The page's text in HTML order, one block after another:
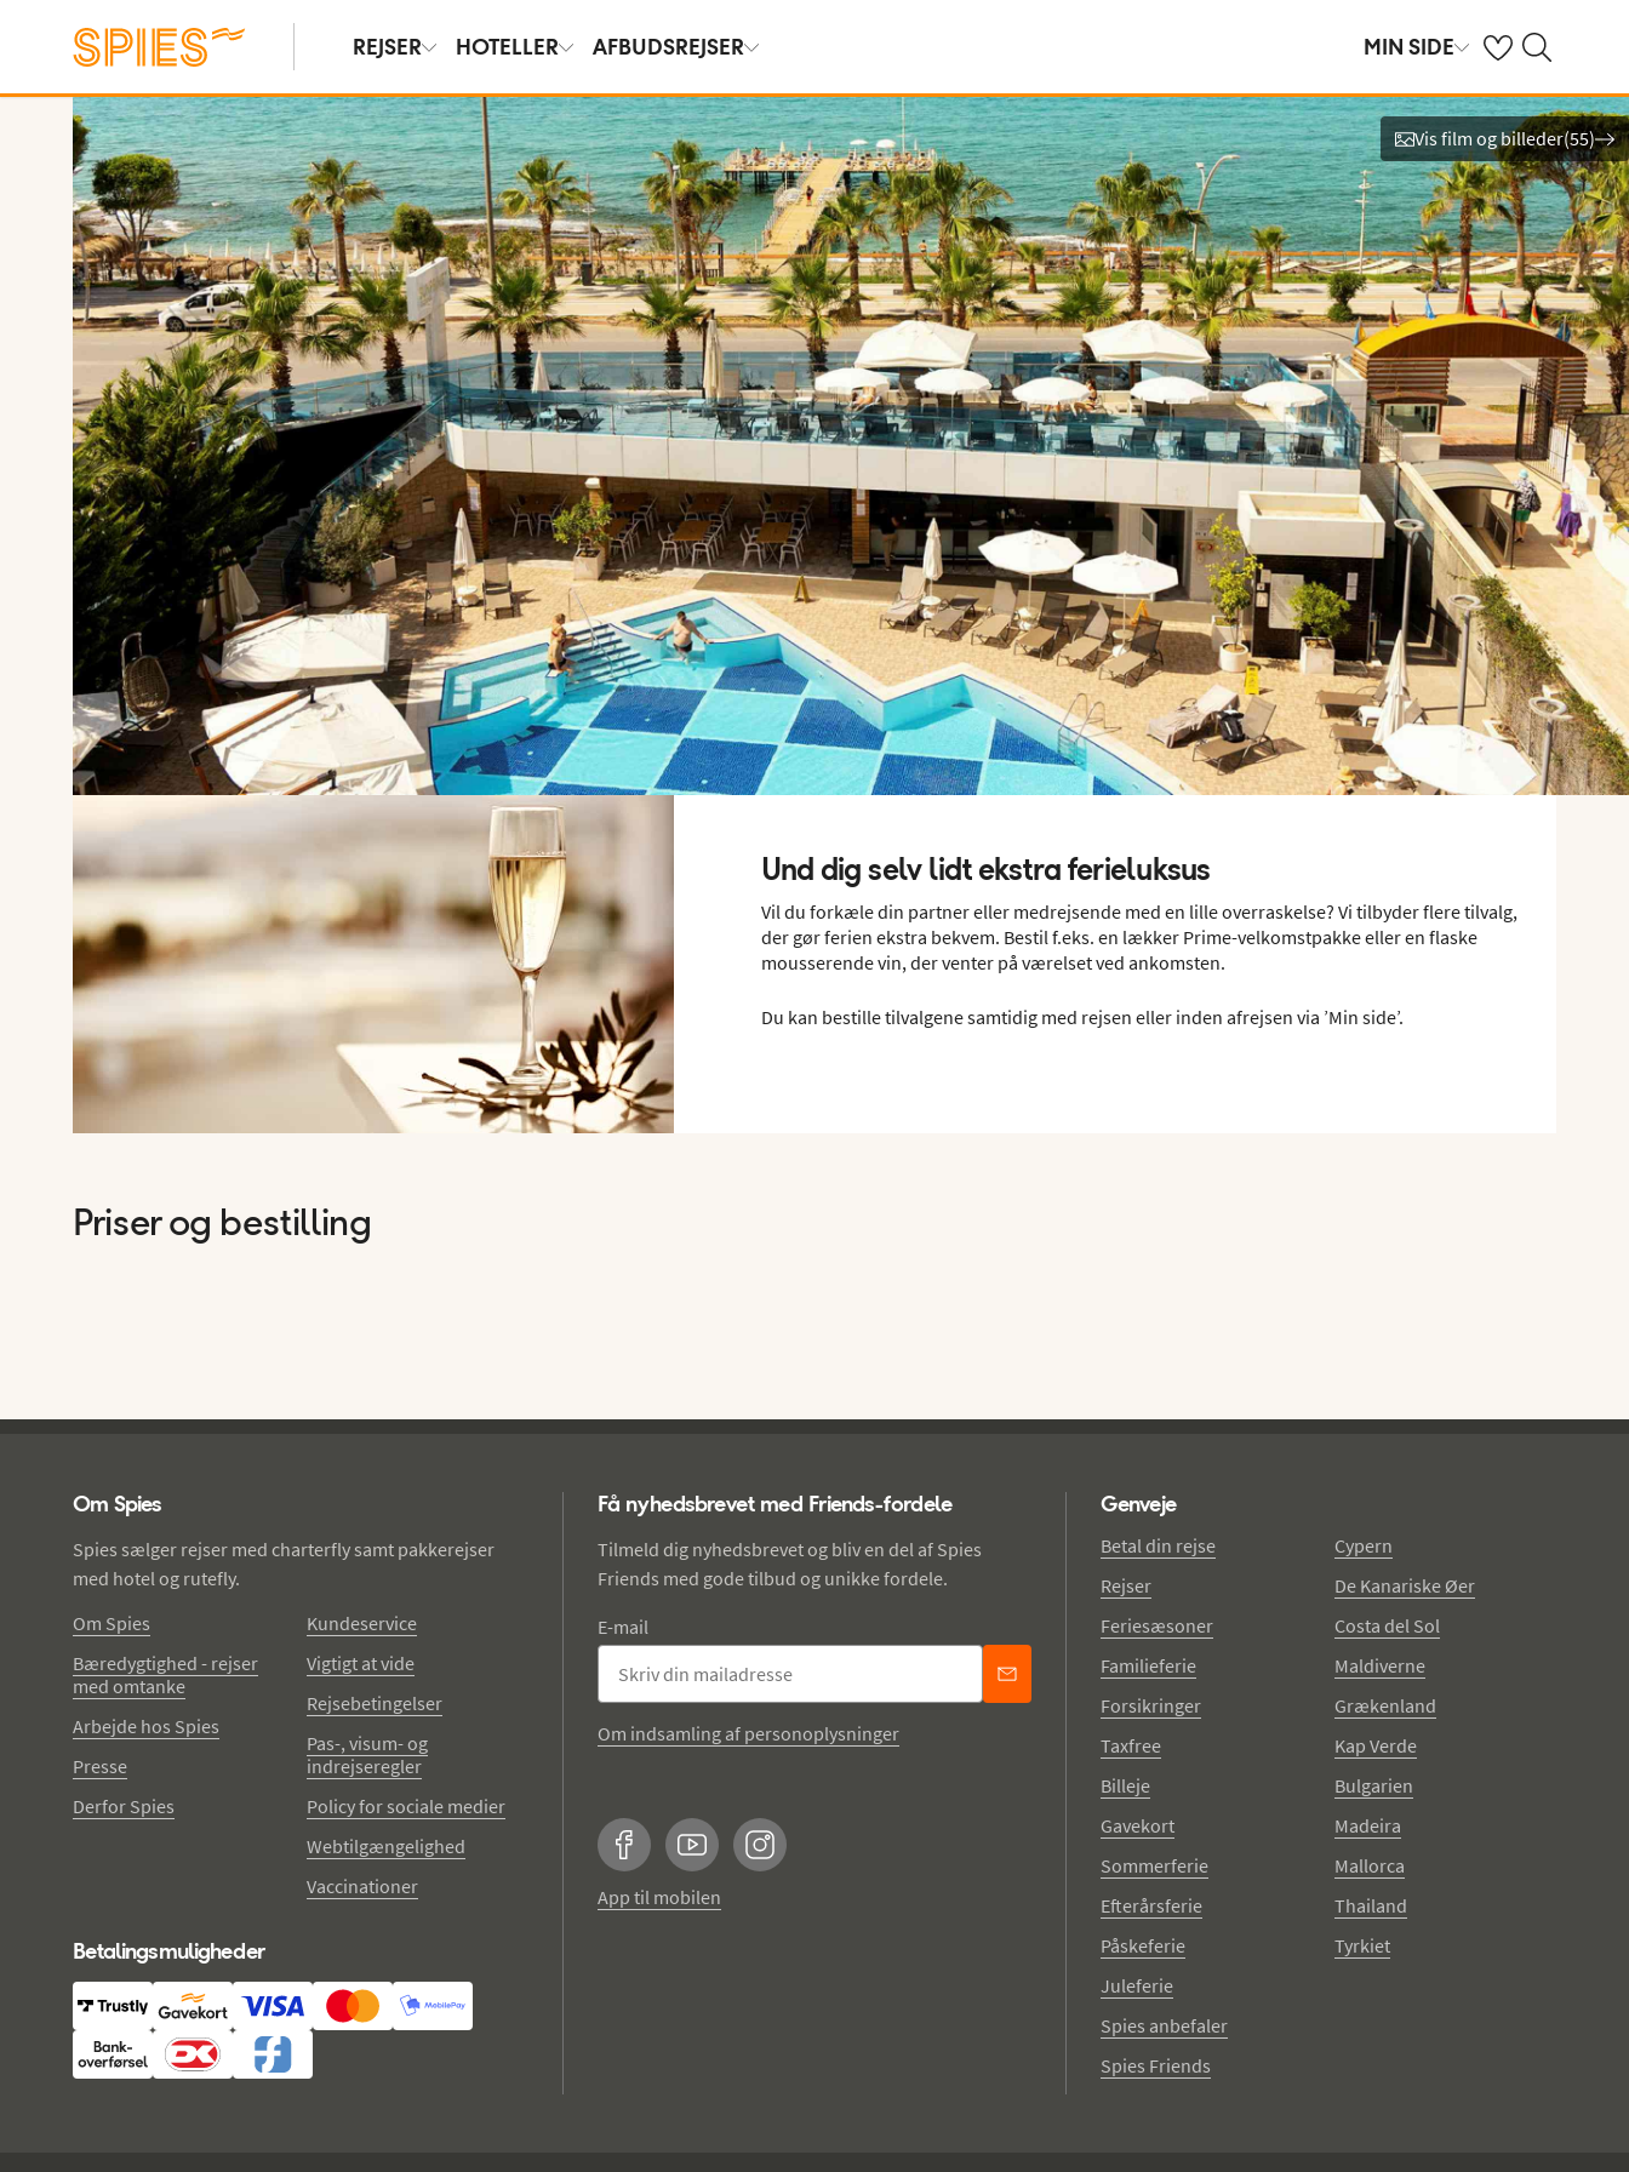
REJSER HOTELLER AFBUDSREJSER MIN SIDE Se dine gemte
Søg på spies.dk
Vis film og billeder
Vis film og billeder(55)
Und dig selv lidt ekstra ferieluksus
Vil du forkæle din partner eller medrejsende med en lille overraskelse? Vi tilbyder flere tilvalg,
der gør ferien ekstra bekvem. Bestil f.eks. en lækker Prime-velkomstpakke eller en flaske
mousserende vin, der venter på værelset ved ankomsten.
Du kan bestille tilvalgene samtidig med rejsen eller inden afrejsen via ’Min side’.
Priser og bestilling
Om Spies
Spies sælger rejser med charterfly samt pakkerejser
med hotel og rutefly.
Om Spies
Bæredygtighed - rejser
med omtanke
Arbejde hos Spies
Presse
Derfor Spies
Kundeservice
Vigtigt at vide
Rejsebetingelser
Pas-, visum- og
indrejseregler
Policy for sociale medier
Webtilgængelighed
Vaccinationer
Betalingsmuligheder
Få nyhedsbrevet med Friends-fordele
Tilmeld dig nyhedsbrevet og bliv en del af Spies
Friends med gode tilbud og unikke fordele.
E-mail
Om indsamling af personoplysninger
FacebookYouTubeInstagram
App til mobilen
Genveje
Betal din rejse
Rejser
Feriesæsoner
Familieferie
Forsikringer
Taxfree
Billeje
Gavekort
Sommerferie
Efterårsferie
Påskeferie
Juleferie
Spies anbefaler
Spies Friends
Cypern
De Kanariske Øer
Costa del Sol
Maldiverne
Grækenland
Kap Verde
Bulgarien
Madeira
Mallorca
Thailand
Tyrkiet